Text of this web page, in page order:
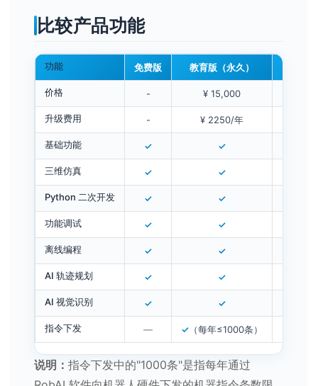
比较产品功能
功能 免费版 教育版（永久）
价格 - ¥ 15,000
升级费用 - ¥ 2250/年
基础功能 ✓ ✓
三维仿真 ✓ ✓
Python 二次开发 ✓ ✓
功能调试 ✓ ✓
离线编程 ✓ ✓
AI 轨迹规划 ✓ ✓
AI 视觉识别 ✓ ✓
指令下发 — ✓ （每年≤1000条）
说明： 指令下发中的"1000条"是指每年通过